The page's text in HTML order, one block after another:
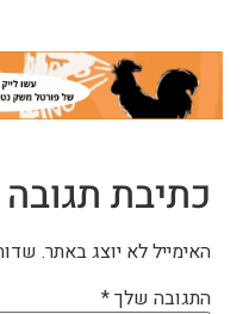
כתיבת תגובה
האימייל לא יוצג באתר.
התגובה שלך*